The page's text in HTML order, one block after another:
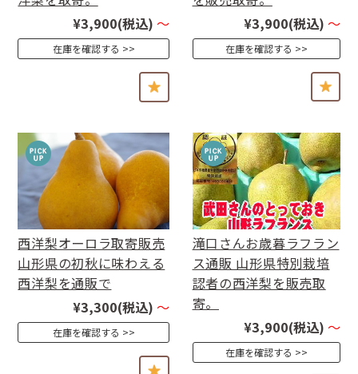
¥3,900(税込) ～
在庫を確認する
¥3,900(税込) ～
在庫を確認する
西洋梨オーロラ取寄販売
山形県の初秋に味わえる
西洋梨を通販で
¥3,300(税込) ～
在庫を確認する
滝口さんお歳暮ラフラン
ス通販 山形県特別栽培
認者の西洋梨を販売取
寄。
¥3,900(税込) ～
在庫を確認する